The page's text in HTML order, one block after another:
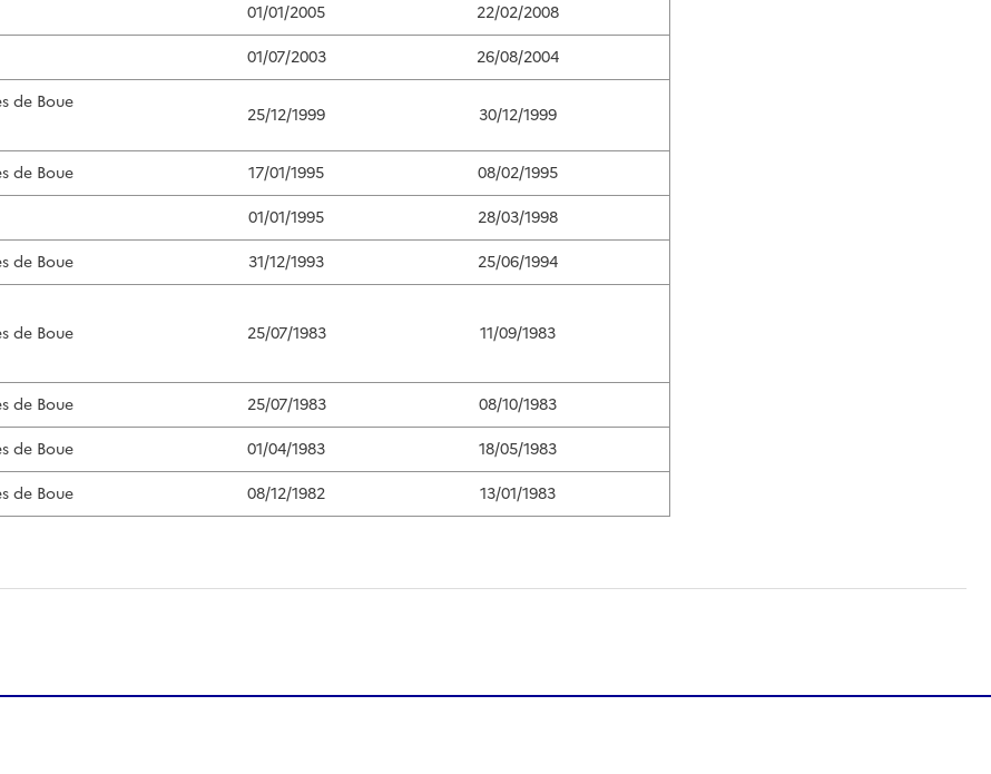
01/01/2005
22/02/2008
01/07/2003 26/08/2004
de Boue
25/12/1999 30/12/1999
de Boue 17/01/1995
08/02/1995
01/01/1995
28/03/1998
de Boue 31/12/1993 25/06/1994
de Boue
25/07/1983 11/09/1983
de Boue 25/07/1983
08/10/1983
de Boue 01/04/1983
18/05/1983
de Boue 08/12/1982 13/01/1983